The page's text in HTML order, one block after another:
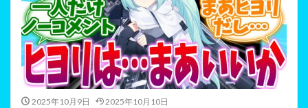
2025年10月9日 2025年10月10日